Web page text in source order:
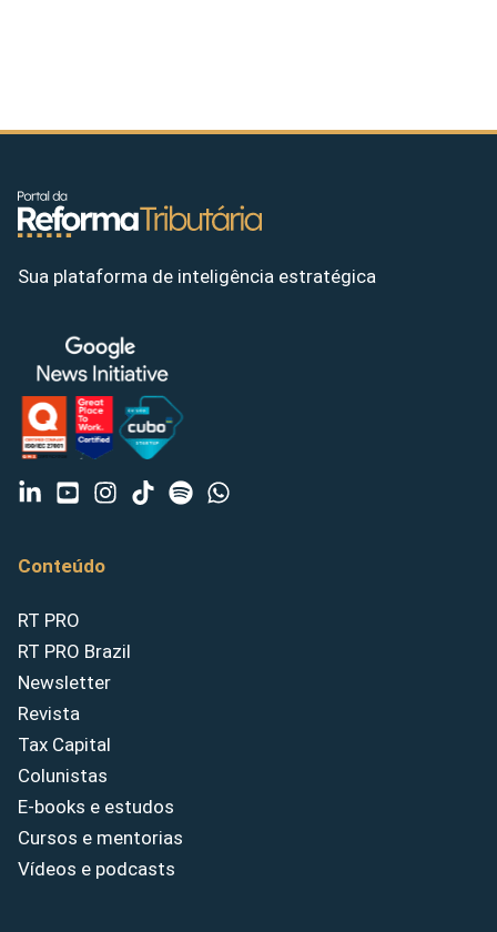
Sua plataforma de inteligência estratégica
Conteúdo
RT PRO
RT PRO Brazil
Newsletter
Revista
Tax Capital
Colunistas
E-books e estudos
Cursos e mentorias
Vídeos e podcasts